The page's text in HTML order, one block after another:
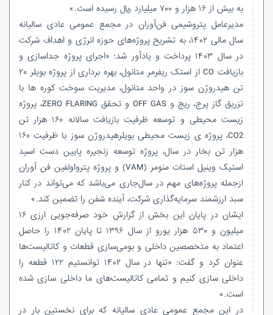
به بیش از ۱۶ هزار و ۷۰۰ میلیارد ریال رسیده است.»
مدیرعامل پتروشیمی فن‌آوران در مجمع عمومی عادی سالیانه
سال مالی ۱۴۰۲، به تشریح پروژه‌های حوزه انرژی و اهداف شرکت
در سال ۱۴۰۳ پرداخت و یادآور شد: «اجرای پروژه جداسازی و
بازیافت CO از استک ریفرمر متانول، بهره برداری از پروژه بویلر ۲۰
تن هیدروژن سوز در واحد متانول، مدیریت سوخت کوره ها با
تزریق گاز پرج، ریج و OFF GAS و تحقق ZERO FLARING، پروژه
زیست محیطی و توسعه ظرفیت بازیافت سالانه ۱۶۰ هزار تن
CO2، پروژه ی زیست محیطی بویلرهیدروژن سوز با ظرفیت ۱۶۰
هزار تن بخار در سال، پروژه توسعه زنجیره پایین دست اسید
استیک وینیل استات منومر (VAM) و پروژه پترواولفین فن آوران
ازجمله پروژه‌های مهم در سال‌جاری می‌باشد که می‌تواند در کنار
سبد ارزشمند سرمایه‌گذاری شرکت، آینده شفن را تضمین کند.»
ایشان در پایان این بخش از گزارش خود صرفه‌جویی ارزی ۱۶
میلیون و ۵۳۰ هزار یورو از سال ۱۳۹۶ تا پایان ۱۴۰۲ را حاصل
اعتماد به متخصصین داخلی و بومی‌سازی قطعات و کاتالیست‌ها
عنوان کرد و گفت: «تنها در سال ۱۴۰۲ توانستیم ۱۲۲ قطعه را
داخلی سازی کنیم و تمامی کاتالیست‌های ما داخلی سازی شده
است.»
در این مجمع عمومی عادی سالیانه که برای نخستین بار در